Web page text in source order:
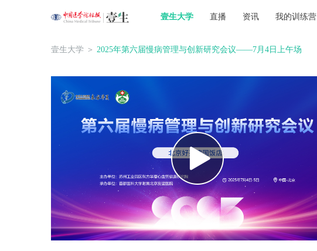
壹生大学 直播 资讯 我的训练营
壹生大学 ＞ 2025年第六届慢病管理与创新研究会议——7月4日上午场